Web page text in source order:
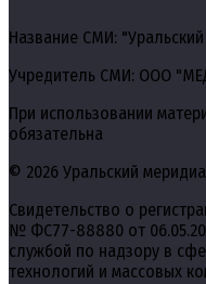
Название СМИ:
Учредитель СМИ: ООО
При использовании
обязательна
© 2026 Уральский
Свидетельство о
№ ФС77-88880 от
службой по надзору в
технологий и массовых